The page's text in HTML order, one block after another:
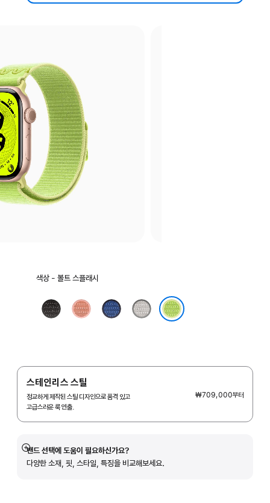
색상
색상 - 볼트 스플래시
미드나이트
블랙
알펜글로우
핑크
블루
리본
베일드
그레이
스테인리스 스틸
정교하게 제작된 스틸 디자인으로 품격 있고
고급스러운 룩 연출.
₩709,000부터
밴드 선택에 도움이 필요하신가요?
다양한 소재, 핏, 스타일, 특징을 비교해보세요.
자세히
보기